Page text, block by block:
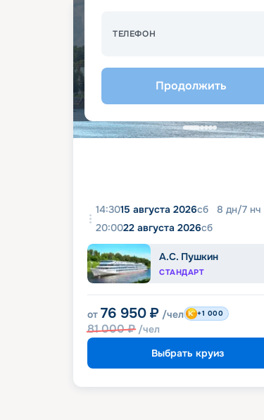
ТЕЛЕФОН
Продолжить
14:3015 августа 2026сб 8 дн/7 нч
20:0022 августа 2026сб
А.С. Пушкин
СТАНДАРТ
от 76 950 ₽ /чел
81 000₽ /чел
+1 000
Выбрать круиз